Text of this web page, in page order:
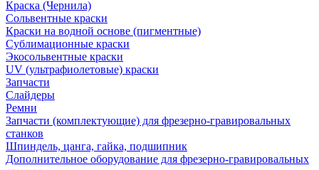
Краска (Чернила)
Сольвентные краски
Краски на водной основе (пигментные)
Сублимационные краски
Экосольвентные краски
UV (ультрафиолетовые) краски
Запчасти
Слайдеры
Ремни
Запчасти (комплектующие) для фрезерно-гравировальных
станков
Шпиндель, цанга, гайка, подшипник
Дополнительное оборудование для фрезерно-гравировальных